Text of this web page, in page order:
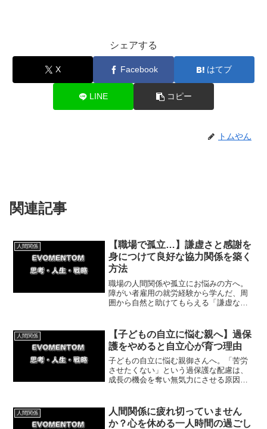
シェアする
X Facebook はてブ
LINE コピー
トムやん
関連記事
人間関係
【職場で孤立…】謙虚さと感謝を
身につけて良好な協力関係を築く
方法
職場の人間関係や孤立にお悩みの方へ。
障がい者雇用の就労経験から学んだ、周
囲から自然と助けてもらえる「謙虚な姿
係を築いてストレスフリーな環境を手に
入れるコツをお届けします。
人間関係
【子どもの自立に悩む親へ】過保
護をやめると自立心が育つ理由
子どもの自立に悩む親御さんへ。「苦労
させたくない」という過保護な配慮は、
成長の機会を奪い無気力にさせる原因に
育ちます。今日から実践できる見守りの
コツを解説します。
人間関係
人間関係に疲れ切っていません
か？心を休める一人時間の過ごし